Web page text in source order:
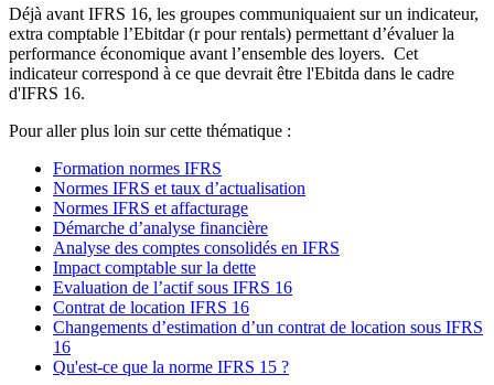
Déjà avant IFRS 16, les groupes communiquaient sur un indicateur,
extra comptable l’Ebitdar (r pour rentals) permettant d’évaluer la
performance économique avant l’ensemble des loyers. Cet
indicateur correspond à ce que devrait être l'Ebitda dans le cadre
d'IFRS 16.
Pour aller plus loin sur cette thématique :
Formation normes IFRS
Normes IFRS et taux d’actualisation
Normes IFRS et affacturage
Démarche d’analyse financière
Analyse des comptes consolidés en IFRS
Impact comptable sur la dette
Evaluation de l’actif sous IFRS 16
Contrat de location IFRS 16
Changements d’estimation d’un contrat de location sous IFRS
16
Qu'est-ce que la norme IFRS 15 ?